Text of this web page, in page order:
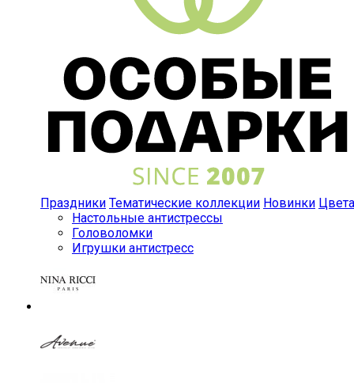
Праздники Тематические коллекции Новинки Цвета
Настольные антистрессы
Головоломки
Игрушки антистресс